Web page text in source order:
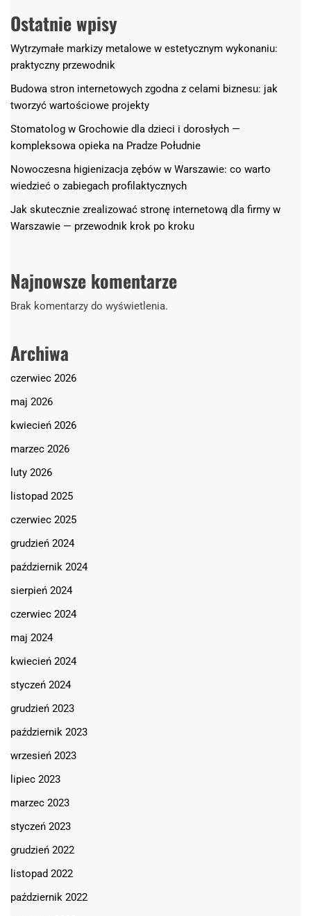
Ostatnie wpisy
Wytrzymałe markizy metalowe w estetycznym wykonaniu:
praktyczny przewodnik
Budowa stron internetowych zgodna z celami biznesu: jak
tworzyć wartościowe projekty
Stomatolog w Grochowie dla dzieci i dorosłych —
kompleksowa opieka na Pradze Południe
Nowoczesna higienizacja zębów w Warszawie: co warto
wiedzieć o zabiegach profilaktycznych
Jak skutecznie zrealizować stronę internetową dla firmy w
Warszawie — przewodnik krok po kroku
Najnowsze komentarze
Brak komentarzy do wyświetlenia.
Archiwa
czerwiec 2026
maj 2026
kwiecień 2026
marzec 2026
luty 2026
listopad 2025
czerwiec 2025
grudzień 2024
październik 2024
sierpień 2024
czerwiec 2024
maj 2024
kwiecień 2024
styczeń 2024
grudzień 2023
październik 2023
wrzesień 2023
lipiec 2023
marzec 2023
styczeń 2023
grudzień 2022
listopad 2022
październik 2022